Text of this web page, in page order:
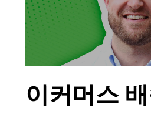
이커머스